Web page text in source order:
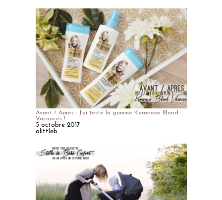
Avant / Après : J'ai testé la gamme Keranove Blond
Vacances !
5 octobre 2017
alittleb